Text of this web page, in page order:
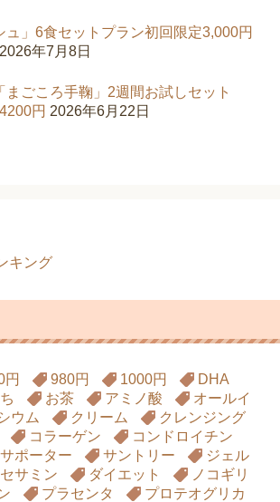
ュ」6食セットプラン初回限定3,000円
2026年7月8日
まごころ手鞠」2週間お試しセット
円 2026年6月22日
キング
円 980円 1000円
DHA
お茶 アミノ酸
オールイ
ウム クリーム
クレンジング
コラーゲン
コンドロイチン
サポーター サントリー
ジェル
セサミン ダイエット
ノコギリ
プラセンタ
プロテオグリカ